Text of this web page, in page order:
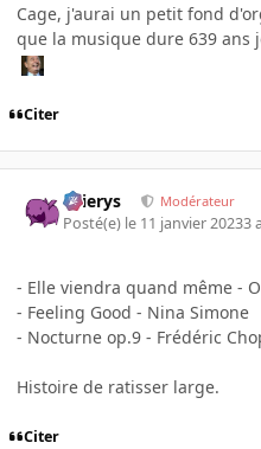
Cage, j'aurai un petit fond
que la musique dure 639 ans
Citer
Ellierys Modérateur
Posté(e) le 11 janvier 20233 a
- Elle viendra quand même -
- Feeling Good - Nina Simone
- Nocturne op.9 - Frédéric
Histoire de ratisser large.
Citer